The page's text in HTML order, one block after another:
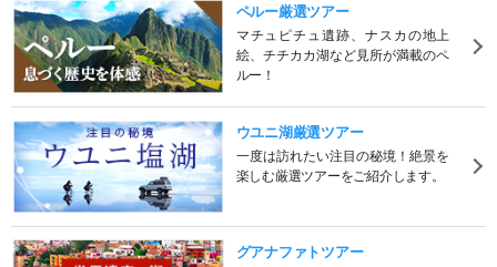
ペルー厳選ツアー
マチュピチュ遺跡、ナスカの地上
絵、チチカカ湖など見所が満載のペ
ルー！
ウユニ湖厳選ツアー
一度は訪れたい注目の秘境！絶景を
楽しむ厳選ツアーをご紹介します。
グアナファトツアー